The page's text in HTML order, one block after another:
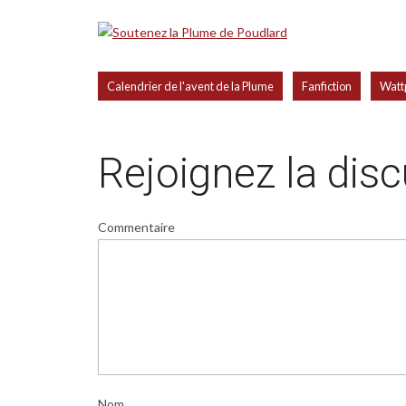
Calendrier de l'avent de la Plume Fanfiction
Rejoignez la
Commentaire